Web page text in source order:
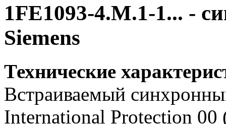
1FE1093-4.M.1-1... -
Siemens
Технические
Встраиваемый
International Protection 00